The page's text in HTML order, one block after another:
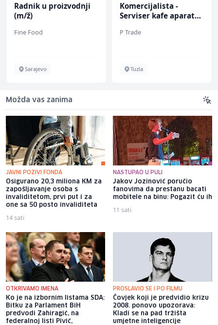
Radnik u proizvodnji
(m/ž)
Fine Food
Sarajevo
Komercijalista -
Serviser kafe aparata
P Trade
Tuzla
Možda vas zanima
JAVNI POZIVI FONDA
Osigurano 20,3 miliona KM za
zapošljavanje osoba s
invaliditetom, prvi put i za
one sa 50 posto invaliditeta
14 sati
NASTUPAO U PULI
Jakov Jozinović poručio
fanovima da prestanu bacati
mobitele na binu: Pogazit ću ih
11 sati
OTKRIVAMO IMENA
Ko je na izbornim listama SDA:
Bitku za Parlament BiH
predvodi Zahiragić, na
federalnoj listi Pivić,
PROSLAVIO SE I PO FILMU
Čovjek koji je predvidio krizu
2008. ponovo upozorava:
Kladi se na pad tržišta
umjetne inteligencije